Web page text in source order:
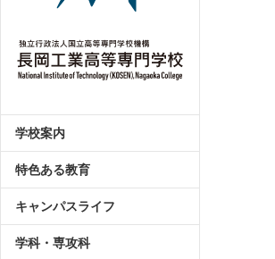
学校案内
特色ある教育
キャンパスライフ
学科・専攻科